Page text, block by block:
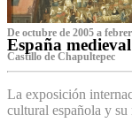
De octubre de 2005 a
España
Castillo de Chapultepec
La exposición
cultural española y